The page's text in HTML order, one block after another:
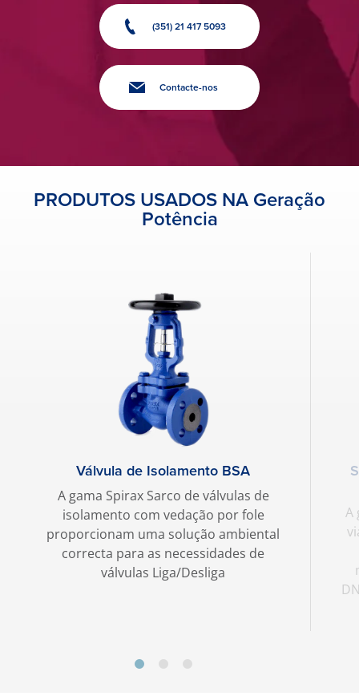
(351) 21 417 5093
Contacte-nos
PRODUTOS USADOS NA Geração
Potência
Válvula de Isolamento BSA
A gama Spirax Sarco de válvulas de
isolamento com vedação por fole
proporcionam uma solução ambiental
correcta para as necessidades de
válvulas Liga/Desliga
A